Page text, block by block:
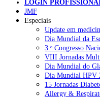
NOTÍCIAS RECENTES
Quase 11.900 jovens
nutricionista no primeiro
ULS de Coimbra
apoio robótico em
Enfermeiros exigem
LOGIN
JMF
Especiais
Update em
Dia Mundial da
3.ᵒ Congresso
VIII Jornadas
Dia Mundial do
Dia Mundial HPV
15 Jornadas
Allergy &